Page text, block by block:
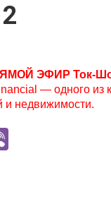
ЭФИР Ток-
— одного
и недвижимости.